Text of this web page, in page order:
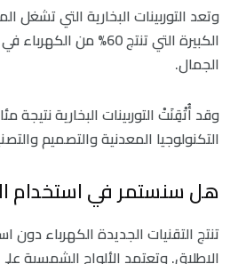
وتعد التوربينات البخارية التي تشغل
الكبيرة التي تنتج 60% من
الجمال.
وقد أُتْقِنَتْ التوربينات البخارية نتيجة
التكنولوجيا المعدنية والتصميم
هل سنستمر في استخدام
تنتج التقنيات الجديدة الكهرباء دون
الإطلاق. وتعتمد الألواح الشمسية